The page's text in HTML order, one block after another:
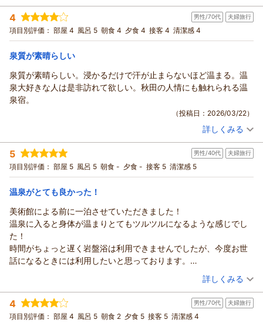
きるよう努めてまいります。又のご来館をお待ちしておりま
す。
支配人 高橋
宿泊時期： 2026年03月宿泊 (その他)
投稿者： キラさん(女性/40代)
宿泊プラン： ＜あきた美食日和＞【限定3組】吉次と純米酒で味わう贅沢夕
食プラン
ツイン 朝・夕 夕/個室利用
宿泊価格帯： 15,001～16,000円(大人一人あたり/税込)
南郷（夢）温泉 共林荘からの返信
この度は南郷温泉 共林荘にご宿泊いただきまして誠にありが
とうございます。キラ様のご希望にそえなかったようで残念で
す。当館は2つの浴場があり元湯（硫黄泉）と大浴場（大浴場）
とがありますが2つともご入浴いただけましたでしょうか？元湯
の方は硫黄泉となっております。只、酸性の硫黄泉ではなくア
ルカリ性の硫黄泉となっております。当日はわかりかねますが
深緑色、黄緑、白濁、透明と浴場に記載しているよう色変わり
の湯ということで有名です。その日の硫化水素により違います
が透明の日でも硫黄の匂いはします。石油くさい感じと思われ
こちらのご案内不足でしたら非常に申し訳ございません。又、
ご来館いただきお試し頂けたらと思います。又のご来館お待ち
しております。
支配人 高橋
（返信日：2026/04/08）
4 男性/70代 夫婦旅行
項目別評価： 部屋 4 風呂 5 朝食 4 夕食 4 接客 4 清潔感 4
泉質が素晴らしい
泉質が素晴らしい。浸かるだけで汗が止まらないほど温まる。温
泉大好きな人は是非訪れて欲しい。秋田の人情にも触れられる温
泉宿。
（投稿日：2026/03/22）
投稿者： ｄａｎさん(男性/70代)
宿泊プラン： 【ちょい贅沢】料理長おまかせ和膳／特別2食付
ツイン
朝・夕
夕/個室利用
宿泊価格帯： 12,001～13,000円(大人一人あたり/税込)
この度は南郷温泉 共林荘にご宿泊頂き誠にありがとうござい
ました。温泉の泉質について素晴らしいとのお声に嬉しく思い
ます。当館の温泉（特に元湯）は非常に温まりサウナもいらな
い程、汗がでる場合がございます。又、地域の人情にもお声を
よう努めてまいります。又のご来館をお待ちしております。
支配人 高橋
（返信日：2026/03/26）
詳しくみる
5 男性/40代 夫婦旅行
項目別評価： 部屋 5 風呂 5 朝食 - 夕食 - 接客 5 清潔感 5
温泉がとても良かった！
美術館による前に一泊させていただきました！
温泉に入ると身体が温まりとてもツルツルになるような感じでし
た！
時間がちょっと遅く岩盤浴は利用できませんでしたが、今度お世
話になるときには利用したいと思っております。
（投稿日：2026/03/10）
宿泊時期： 2026年02月宿泊 (夫婦旅行)
投稿者： rusiaさん
宿泊プラン： リーズナブルなお気軽温泉旅行♪【素泊まり】
詳しくみる
4 男性/70代 夫婦旅行
項目別評価： 部屋 4 風呂 5 朝食 2 夕食 5 接客 5 清潔感 4